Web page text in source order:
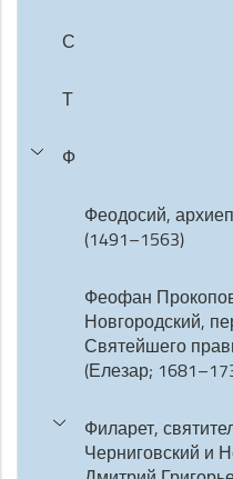
С
Т
Ф
Феодосий,
(1491–1563)
Феофан
Новгородский,
Святейшего
(Елезар;
Филарет,
Черниговский и